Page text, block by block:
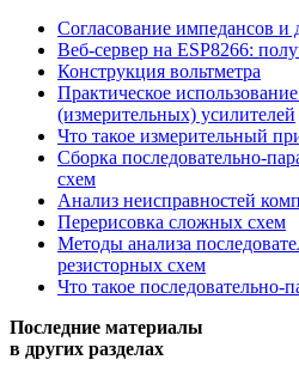
Согласование импедансов и
Веб-сервер на ESP8266:
Конструкция вольтметра
Практическое
(измерительных) усилителей
Что такое измерительный
Сборка последовательно-
схем
Анализ неисправностей
Перерисовка сложных схем
Методы анализа
резисторных схем
Что такое последовательно-
Последние материалы
в других разделах